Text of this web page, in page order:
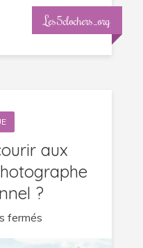
Les5clochers_org
aux
?
ferméssur